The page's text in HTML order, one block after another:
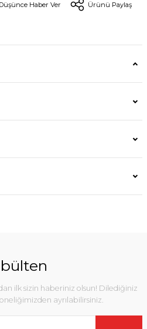
Haber Ver Ürünü Paylaş
ilk sizin haberiniz olsun! Dilediğiniz
ayrılabilirsiniz.